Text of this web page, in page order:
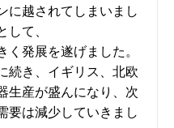
に越されてしまいまし
て、
く発展を遂げました。
続き、イギリス、北欧
生産が盛んになり、次
要は減少していきまし